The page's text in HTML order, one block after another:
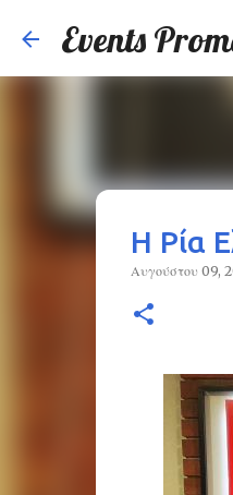
Events
Η Ρία
Αυγούστου 09,